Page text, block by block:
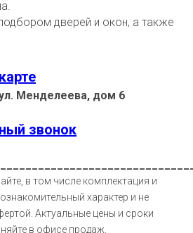
дверей и окон, а также
Менделеева, дом 6
звонок
в том числе комплектация и
характер и не
Актуальные цены и сроки
в офисе продаж.